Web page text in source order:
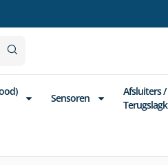
Sensoren
Afsluiters